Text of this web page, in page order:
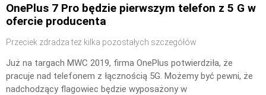
OnePlus 7 Pro będzie pierwszym telefon z 5 G w
ofercie producenta
Przeciek zdradza też kilka pozostałych szczegółów
Już na targach MWC 2019, firma OnePlus potwierdziła, że
pracuje nad telefonem z łącznością 5G. Możemy być pewni, że
nadchodzący flagowiec będzie wyposażony w